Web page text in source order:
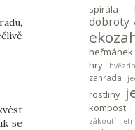
se
spirála
dobroty
heřmánek
hry
zahrada
rostliny
kompost
zákoutí